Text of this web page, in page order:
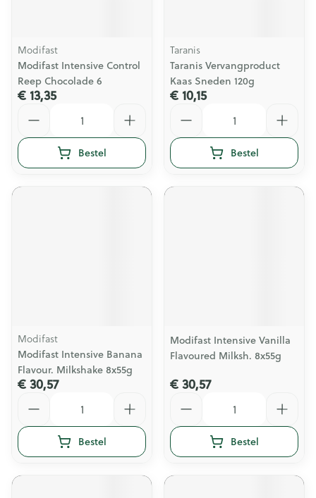
Modifast
Modifast Intensive Control
Reep Chocolade 6
€ 13,35
Bestel
Taranis
Taranis Vervangproduct
Kaas Sneden 120g
€ 10,15
Bestel
Modifast
Modifast Intensive Banana
Flavour. Milkshake 8x55g
€ 30,57
Bestel
Modifast Intensive Vanilla
Flavoured Milksh. 8x55g
€ 30,57
Bestel